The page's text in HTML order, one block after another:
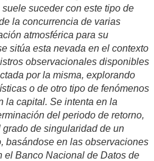
suceder con este tipo de
la concurrencia de varias
atmosférica para su
sitúa esta nevada en el contexto
observacionales disponibles
por la misma, explorando
o de otro tipo de fenómenos
la capital. Se intenta en la
del periodo de retorno,
de singularidad de un
basándose en las observaciones
el Banco Nacional de Datos de